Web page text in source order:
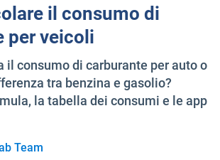
il consumo di
per veicoli
il consumo di carburante per auto o
tra benzina e gasolio?
la tabella dei consumi e le app
Team